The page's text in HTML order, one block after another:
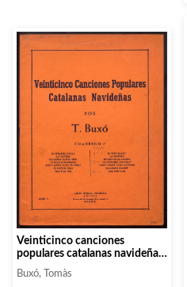
Veinticinco canciones
populares catalanas navideñas.
Cuaderno 2
Buxó, Tomàs